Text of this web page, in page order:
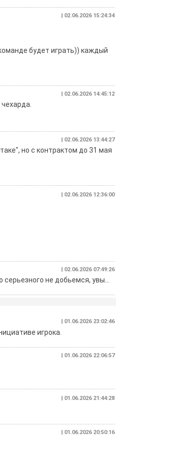
| 02.06.2026 15:24:34
будет играть)) каждый
| 02.06.2026 14:45:12
| 02.06.2026 13:44:27
но с контрактом до 31 мая
| 02.06.2026 12:36:00
| 02.06.2026 07:49:26
не добьемся, увы...
| 01.06.2026 23:02:46
игрока.
| 01.06.2026 22:06:57
| 01.06.2026 21:44:28
| 01.06.2026 20:50:16